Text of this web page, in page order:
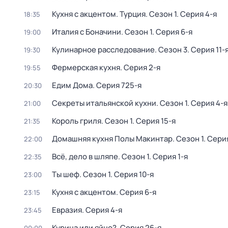
18:35 Кухня с акцентом. Турция. Сезон 1. Серия 4-я
19:00 Италия с Боначини. Сезон 1. Серия 6-я
19:30 Кулинарное расследование. Сезон 3. Серия 11-
19:55 Фермерская кухня. Серия 2-я
20:30 Едим Дома. Серия 725-я
21:00 Секреты итальянской кухни. Сезон 1. Серия 4-я
21:35 Король гриля. Сезон 1. Серия 15-я
22:00 Домашняя кухня Полы Макинтар. Сезон 1.
22:35 Всё, дело в шляпе. Сезон 1. Серия 1-я
23:00 Ты шеф. Сезон 1. Серия 10-я
23:15 Кухня с акцентом. Серия 6-я
23:45 Евразия. Серия 4-я